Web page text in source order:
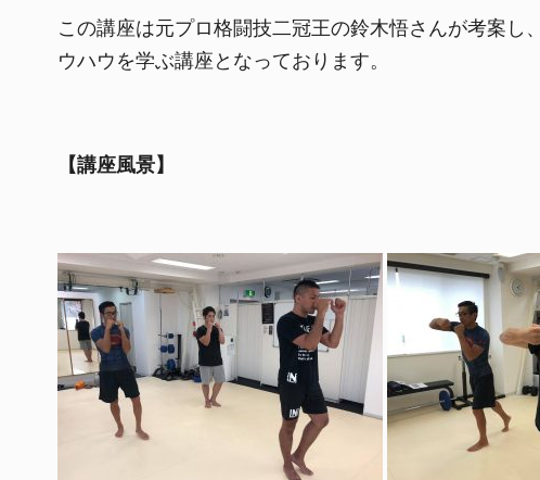
この講座は元プロ格闘技二冠王の鈴木悟さんが考案し
ウハウを学ぶ講座となっております。
【講座風景】